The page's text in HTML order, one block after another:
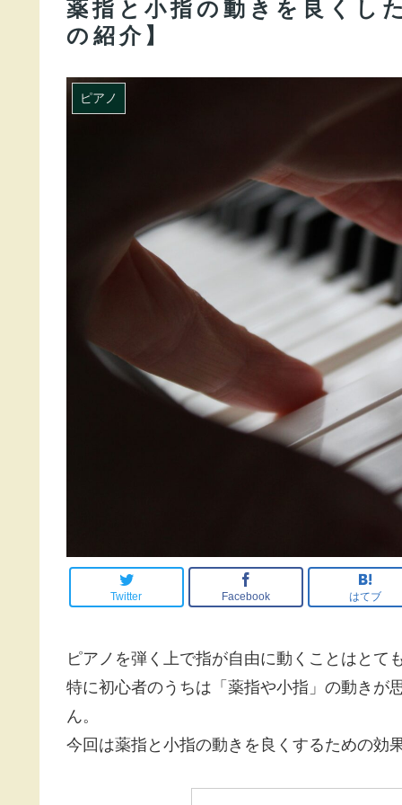
薬指と小指の動きを良くし
の紹介】
ピアノ
Twitter Facebook はてブ
ピアノを弾く上で指が自由に動くことはとて
特に初心者のうちは「薬指や小指」の動きが
ん。
今回は薬指と小指の動きを良くするための効